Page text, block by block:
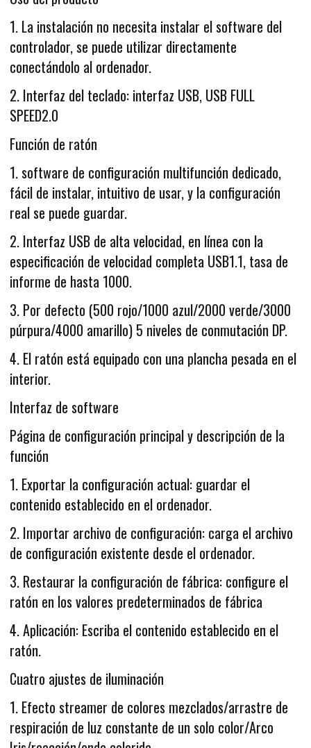
1. La instalación no necesita instalar el software del
controlador, se puede utilizar directamente
conectándolo al ordenador.
2. Interfaz del teclado: interfaz USB, USB FULL
SPEED2.0
Función de ratón
1. software de configuración multifunción dedicado,
fácil de instalar, intuitivo de usar, y la configuración
real se puede guardar.
2. Interfaz USB de alta velocidad, en línea con la
especificación de velocidad completa USB1.1, tasa de
informe de hasta 1000.
3. Por defecto (500 rojo/1000 azul/2000 verde/3000
púrpura/4000 amarillo) 5 niveles de conmutación DP.
4. El ratón está equipado con una plancha pesada en el
interior.
Interfaz de software
Página de configuración principal y descripción de la
función
1. Exportar la configuración actual: guardar el
contenido establecido en el ordenador.
2. Importar archivo de configuración: carga el archivo
de configuración existente desde el ordenador.
3. Restaurar la configuración de fábrica: configure el
ratón en los valores predeterminados de fábrica
4. Aplicación: Escriba el contenido establecido en el
ratón.
Cuatro ajustes de iluminación
1. Efecto streamer de colores mezclados/arrastre de
respiración de luz constante de un solo color/Arco